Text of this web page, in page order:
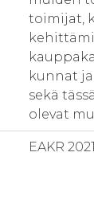
toimijat,
kunnat
sekä
olevat
EAKR